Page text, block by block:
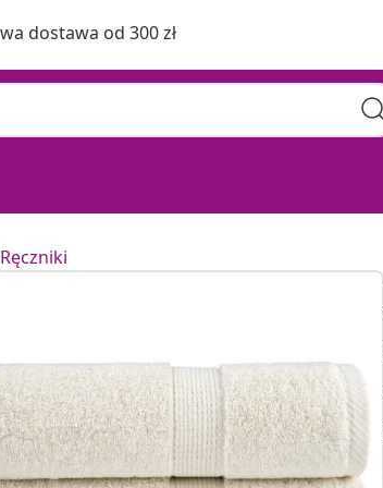
Darmowa dostawa od 300 zł
Ręczniki